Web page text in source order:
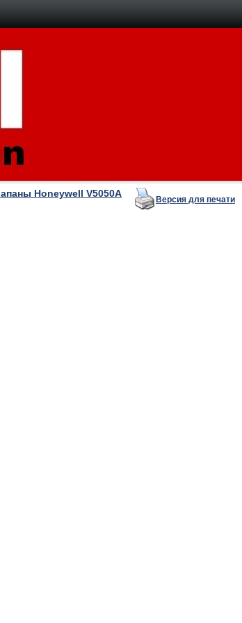
Honeywell V5050A
Версия для печати